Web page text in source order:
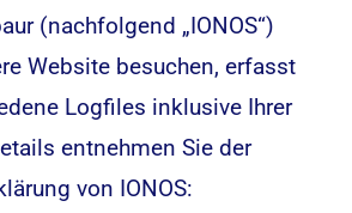
(nachfolgend „IONOS“)
Website besuchen, erfasst
Logfiles inklusive Ihrer
entnehmen Sie der
von IONOS: